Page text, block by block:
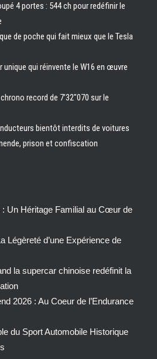
4 portes : 544 ch pour redéfinir le
de poche qui fait mieux que le Tesla
unique qui réinvente le W16 en œuvre
record de 7’32″070 sur le
bientôt interdits de voitures
prison et confiscation
Un Héritage Familial au Cœur de
Légèreté d’une Expérience de
la supercar chinoise redéfinit la
2026 : Au Coeur de l’Endurance
du Sport Automobile Historique